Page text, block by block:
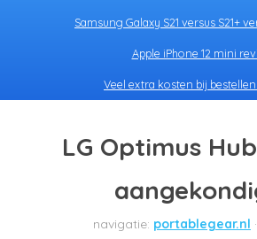
Samsung Galaxy S21 versus S21+
Apple iPhone 12 mini
Veel extra kosten bij
LG Optimus
portablegear.nl